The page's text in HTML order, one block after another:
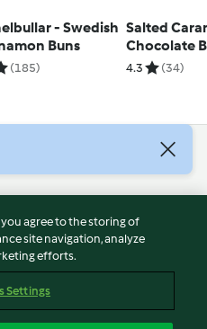
- Swedish
Buns
(185)
Salted
Chocolate
Cake
4.3 (34)
you agree to the storing of
site navigation, analyze
efforts.
Settings